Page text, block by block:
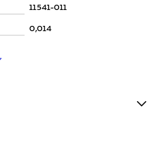
11541-011
0,014